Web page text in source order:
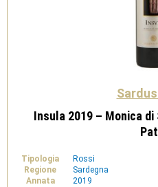
Insula 2019 – Monica di
Tipologia
Rossi
Regione
Sardegna
Annata
2019